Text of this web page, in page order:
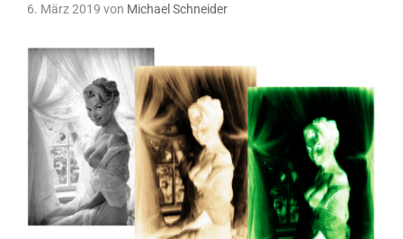
6. März 2019 von Michael Schneider